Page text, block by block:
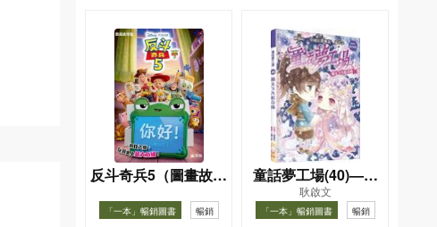
反斗奇兵5（圖畫故事
版）
「一本」暢銷圖書 暢銷
童話夢工場(40)——
織女下凡結奇緣
耿啟文
「一本」暢銷圖書 暢銷